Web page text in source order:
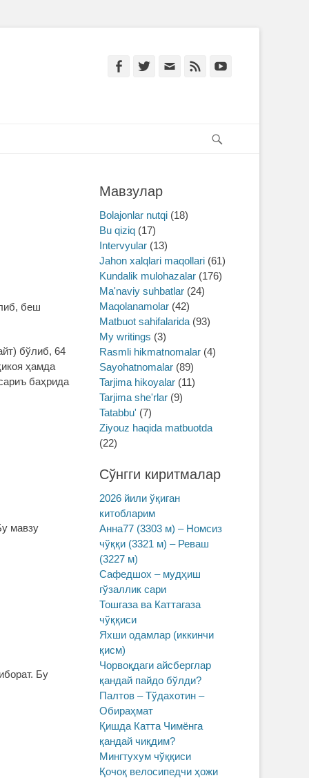
Facebook
Twitter Email Feed
беш
бўлиб, 64
ҳамда
баҳрида
мавзу
Бу
Мавзулар
Bolajonlar nutqi (18)
Bu qiziq (17)
Intervyular (13)
Jahon xalqlari maqollari (61)
Kundalik mulohazalar (176)
Ma'naviy suhbatlar (24)
Maqolanamolar (42)
Matbuot sahifalarida (93)
My writings (3)
Rasmli hikmatnomalar (4)
Sayohatnomalar (89)
Tarjima hikoyalar (11)
Tarjima she'rlar (9)
Tatabbu' (7)
Ziyouz haqida matbuotda
(22)
Сўнгги киритмалар
2026 йили ўқиган
китобларим
Анна77 (3303 м) – Номсиз
чўққи (3321 м) – Реваш
(3227 м)
Сафедшох – мудҳиш
гўзаллик сари
Тошгаза ва Каттагаза
чўққиси
Яхши одамлар (иккинчи
қисм)
Чорвоқдаги айсберглар
қандай пайдо бўлди?
Палтов – Тўдахотин –
Обираҳмат
Қишда Катта Чимёнга
қандай чиқдим?
Мингтухум чўққиси
Қочоқ велосипедчи ҳожи